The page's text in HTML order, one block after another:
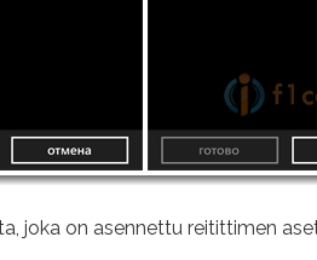
joka on asennettu reitittimen